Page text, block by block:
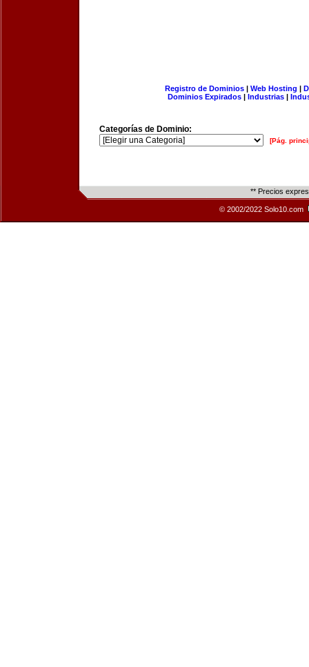
Registro de Dominios| Web Hosting |
Dominios Expirados | Industrias |
Categorías de Dominio:
[Pág.
** Precios
© 2002/2022 Solo10.com